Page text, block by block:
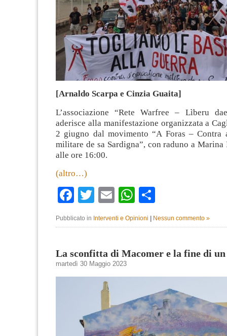
[Arnaldo Scarpa e Cinzia Guaita]
L’associazione “Rete Warfree – Lìberu
aderisce alla manifestazione organizzata a
2 giugno dal movimento “A Foras – Contra
militare de sa Sardigna”, con raduno a Marina
alle ore 16:00.
(altro…)
Facebook
TwitterEmailWhatsApp
Pubblicato in Interventi e Opinioni Nessun commento »
La sconfitta di Macomer e la fine di un
martedì 30 Maggio 2023